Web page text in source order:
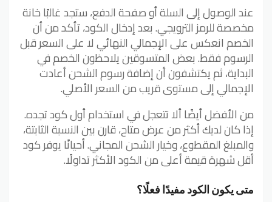
عند الوصول إلى السلة أو صفحة الدفع، ستجد غالبًا خانة
مخصصة للرمز الترويجي. بعد إدخال الكود، تأكد من أن
الخصم انعكس على الإجمالي النهائي لا على السعر قبل
الرسوم فقط. بعض المتسوقين يلاحظون الخصم في
البداية، ثم يكتشفون أن إضافة رسوم الشحن أعادت
الإجمالي إلى مستوى قريب من السعر الأصلي.
من الأفضل أيضًا ألا تتعجل في استخدام أول كود تجده.
إذا كان لديك أكثر من عرض متاح، قارن بين النسبة الثابتة،
والمبلغ المقطوع، وخيار الشحن المجاني. أحيانًا يوفر كود
أقل شهرة قيمة أعلى من الكود الأكثر تداولًا.
متى يكون الكود مفيدًا فعلًا؟